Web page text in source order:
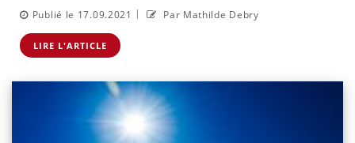
Publié le 17.09.2021 | Par Mathilde Debry
LIRE L'ARTICLE